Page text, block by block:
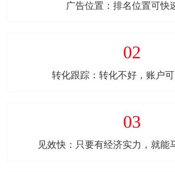
广告位置：排名位置可快
02
转化跟踪：转化不好，账户
03
见效快：只要有经济实力，就能